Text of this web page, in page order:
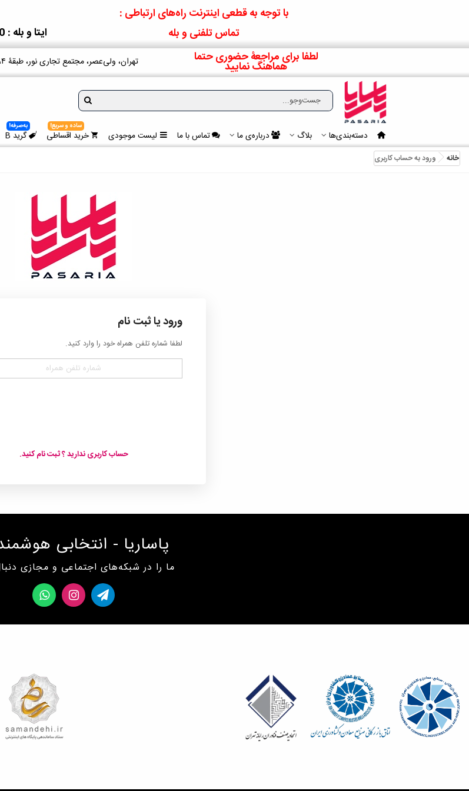
با توجه به قطعی اینترنت راه‌های ارتباطی :
تماس تلفنی و بله
ایتا و بله : 09207002000
لطفا برای مراجعۀ حضوری حتما
هماهنگ نمایید تهران، ولی‌عصر، مجتمع تجاری نور، طبقۀ ۴، واحد ۱۲۰۷۰
دسته‌بندی‌ها بلاگ درباره‌ی ما تماس با ما لیست موجودی خرید اقساطی
ساده و سریع!
گرید B
به‌صرفه!
خانه
ورود به حساب کاربری
ورود یا ثبت نام
لطفا شماره تلفن همراه خود را وارد کنید.
حساب کاربری ندارید ؟ ثبت نام کنید.
پاساریا - انتخابی
ما را در شبکه‌های اجتماعی و مجازی